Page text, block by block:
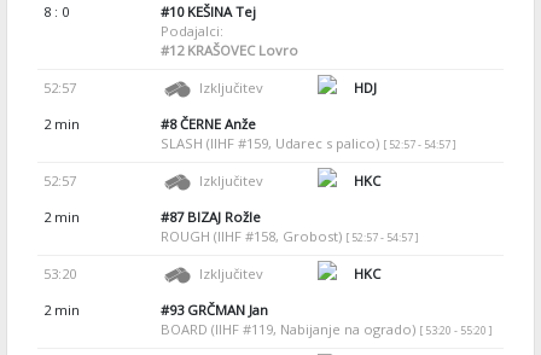
8 : 0
#10KEŠINA Tej
Podajalci:
#12KRAŠOVEC Lovro
52:57 Izključitev
HDJ
2 min
#8ČERNE Anže
SLASH (IIHF #159, Udarec s palico) [ 52:57 - 54:57 ]
52:57 Izključitev
HKC
2 min
#87BIZAJ Rožle
ROUGH (IIHF #158, Grobost) [ 52:57 - 54:57 ]
53:20 Izključitev
HKC
2 min
#93GRČMAN Jan
BOARD (IIHF #119, Nabijanje na ogrado) [ 53:20 - 55:20 ]